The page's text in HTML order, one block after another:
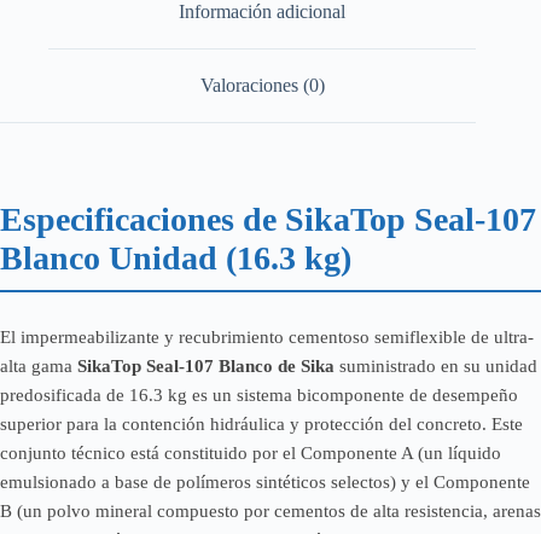
Información adicional
Valoraciones (0)
Especificaciones de SikaTop Seal-107
Blanco Unidad (16.3 kg)
El impermeabilizante y recubrimiento cementoso semiflexible de ultra-
alta gama SikaTop Seal-107 Blanco de Sika suministrado en su unidad
predosificada de 16.3 kg es un sistema bicomponente de desempeño
superior para la contención hidráulica y protección del concreto. Este
conjunto técnico está constituido por el Componente A (un líquido
emulsionado a base de polímeros sintéticos selectos) y el Componente
B (un polvo mineral compuesto por cementos de alta resistencia, arenas